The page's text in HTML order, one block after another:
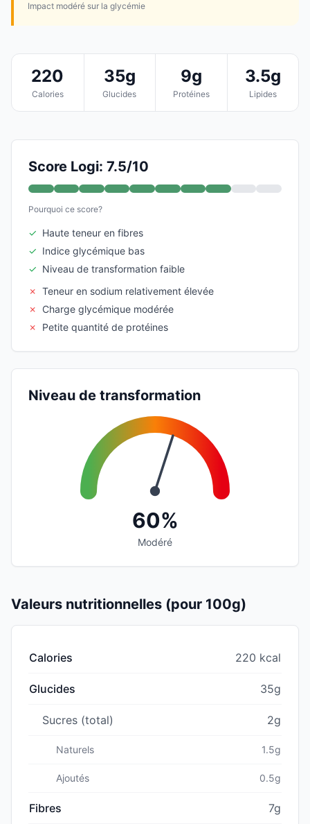
Impact modéré sur la glycémie
220
Calories
35g
Glucides
9g
Protéines
3.5g
Lipides
Score Logi: 7.5/10
Pourquoi ce score?
✓ Haute teneur en fibres
✓ Indice glycémique bas
✓ Niveau de transformation faible
✗ Teneur en sodium relativement élevée
✗
Charge glycémique modérée
✗
Petite quantité de protéines
Niveau de transformation
60%
Modéré
Valeurs nutritionnelles (pour 100g)
Calories 220 kcal
Glucides 35g
Sucres (total) 2g
Naturels 1.5g
Ajoutés 0.5g
Fibres 7g